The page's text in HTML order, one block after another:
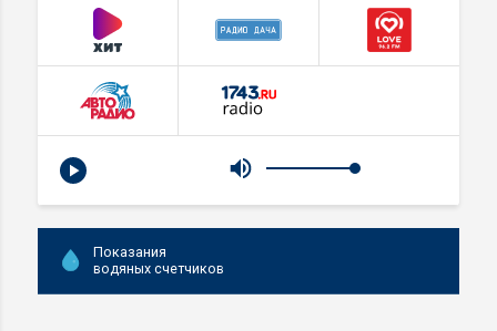
Показания
водяных счетчиков